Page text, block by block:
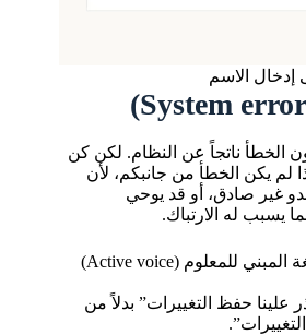
إدخال الاسم
الخطأ ناتجاً عن النظام. لكن كن
لم يكن الخطأ من جانبكم، لأن
غير صادق، أو قد يوحي
يسبب له الارتباك.
استخدم صيغة المبني للمعلوم (Active voice)
علينا حفظ التغييرات” بدلاً من